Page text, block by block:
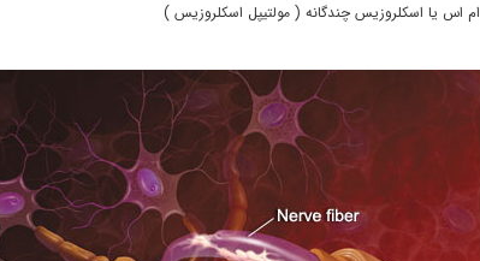
ام اس یا اسکلروزیس چندگانه ( مولتیپل اسکلروزیس )